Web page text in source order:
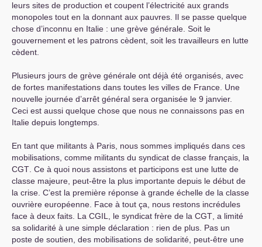
leurs sites de production et coupent l’électricité aux grands
monopoles tout en la donnant aux pauvres. Il se passe quelque
chose d’inconnu en Italie : une grève générale. Soit le
gouvernement et les patrons cèdent, soit les travailleurs en lutte
cèdent.
Plusieurs jours de grève générale ont déjà été organisés, avec
de fortes manifestations dans toutes les villes de France. Une
nouvelle journée d’arrêt général sera organisée le 9 janvier.
Ceci est aussi quelque chose que nous ne connaissons pas en
Italie depuis longtemps.
En tant que militants à Paris, nous sommes impliqués dans ces
mobilisations, comme militants du syndicat de classe français, la
CGT . Ce à quoi nous assistons et participons est une lutte de
classe majeure, peut-être la plus importante depuis le début de
la crise. C’est la première réponse à grande échelle de la classe
ouvrière européenne. Face à tout ça, nous restons incrédules
face à deux faits. La CGIL , le syndicat frère de la CGT , a limité
sa solidarité à une simple déclaration : rien de plus. Pas un
poste de soutien, des mobilisations de solidarité, peut-être une